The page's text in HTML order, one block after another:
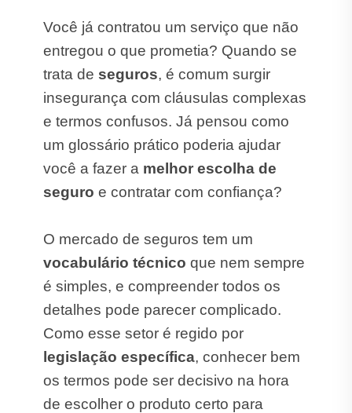
Você já contratou um serviço que não
entregou o que prometia? Quando se
trata de seguros, é comum surgir
insegurança com cláusulas complexas
e termos confusos. Já pensou como
um glossário prático poderia ajudar
você a fazer a melhor escolha de
seguro e contratar com confiança?
O mercado de seguros tem um
vocabulário técnico que nem sempre
é simples, e compreender todos os
detalhes pode parecer complicado.
Como esse setor é regido por
legislação específica, conhecer bem
os termos pode ser decisivo na hora
de escolher o produto certo para